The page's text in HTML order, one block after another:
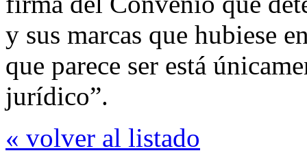
y sus marcas que hubiese
que parece ser está
jurídico”.
« volver al listado